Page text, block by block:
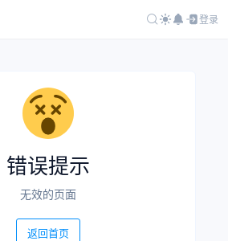
登录
错误提示
无效的页面
返回首页